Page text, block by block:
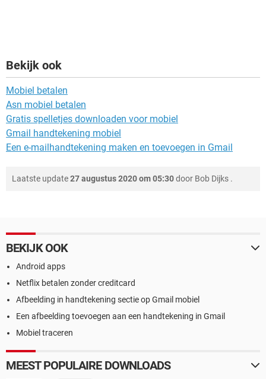
Bekijk ook
Mobiel betalen
Asn mobiel betalen
Gratis spelletjes downloaden voor mobiel
Gmail handtekening mobiel
Een e-mailhandtekening maken en toevoegen in Gmail
Laatste update27 augustus 2020 om 05:30door Bob Dijks .
BEKIJK OOK
Android apps
Netflix betalen zonder creditcard
Afbeelding in handtekening sectie op Gmail mobiel
Een afbeelding toevoegen aan een handtekening in Gmail
Mobiel traceren
MEEST POPULAIRE DOWNLOADS